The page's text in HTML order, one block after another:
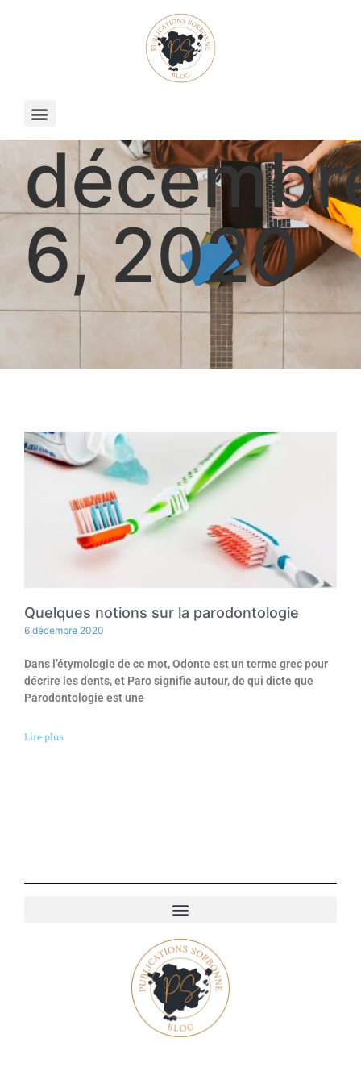
6, 2020
Quelques notions sur la parodontologie
6 décembre 2020
Dans l’étymologie de ce mot, Odonte est un terme grec pour
décrire les dents, et Paro signifie autour, de qui dicte que
Parodontologie est une
Lire plus